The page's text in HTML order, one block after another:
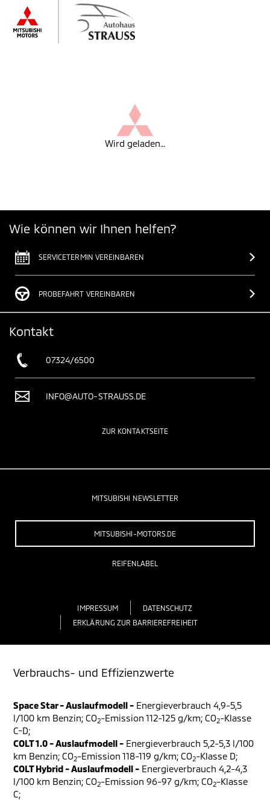
Wird geladen…
Wie können wir Ihnen helfen?
SERVICETERMIN VEREINBAREN
PROBEFAHRT VEREINBAREN
Kontakt
07324/6500
INFO@AUTO-STRAUSS.DE
ZUR KONTAKTSEITE
MITSUBISHI NEWSLETTER
MITSUBISHI-MOTORS.DE
REIFENLABEL
IMPRESSUM
DATENSCHUTZ
ERKLÄRUNG ZUR BARRIEREFREIHEIT
Verbrauchs- und Effizienzwerte
Space Star - Auslaufmodell - Energieverbrauch 4,9-5,5
l/100 km Benzin; CO2-Emission 112-125 g/km; CO2-Klasse
C-D;
COLT 1.0 - Auslaufmodell - Energieverbrauch 5,2-5,3 l/100
km Benzin; CO2-Emission 118-119 g/km; CO2-Klasse D;
COLT Hybrid - Auslaufmodell - Energieverbrauch 4,2-4,3
l/100 km Benzin; CO2-Emission 96-97 g/km; CO2-Klasse
C;